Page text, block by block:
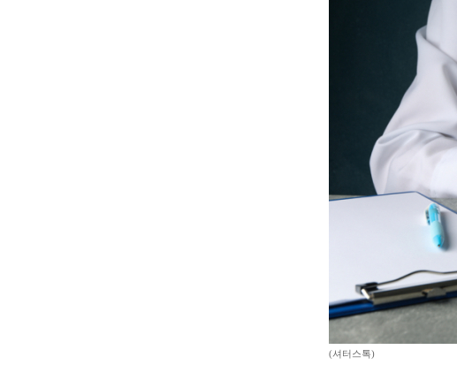
(셔터스톡)